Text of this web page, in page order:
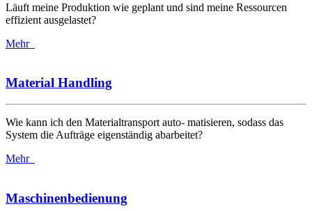
Läuft meine Produktion wie geplant und sind meine Ressourcen
effizient ausgelastet?
Mehr
Material Handling
Wie kann ich den Materialtransport auto- matisieren, sodass das
System die Aufträge eigenständig abarbeitet?
Mehr
Maschinenbedienung